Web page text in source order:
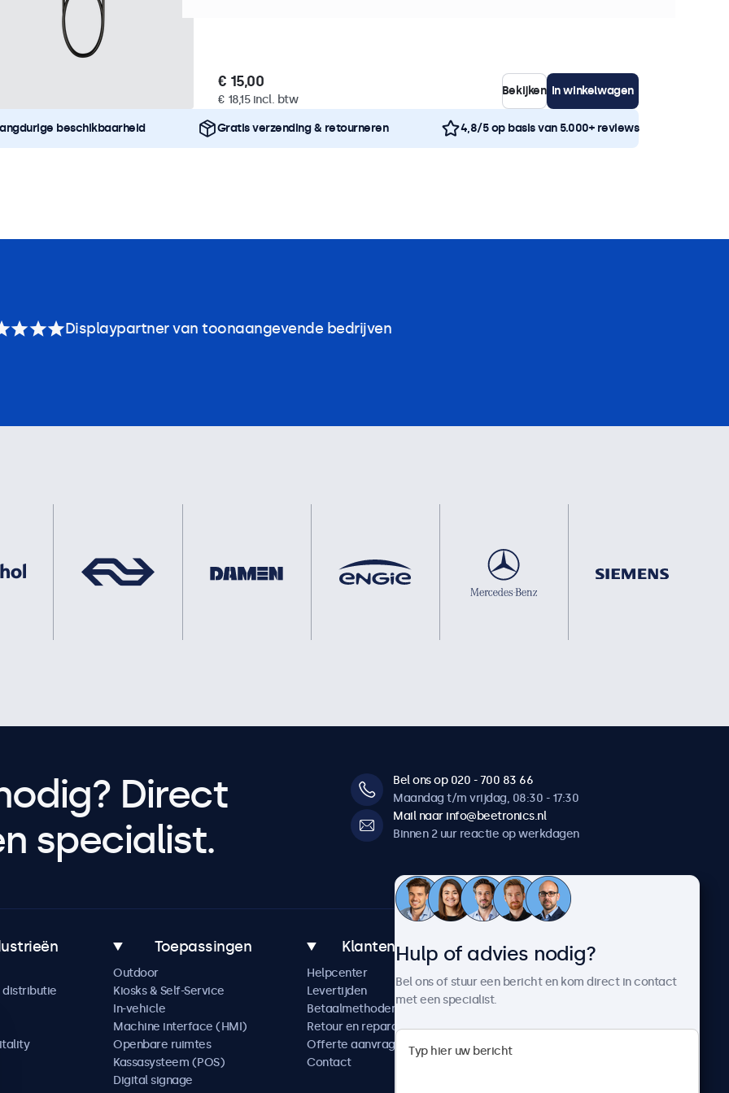
€ 15,00
€ 18,15 incl. btw
Bekijken In winkelwagen
beschikbaarheid Gratis verzending & retourneren 4,8/5 op basis van 5.000+ reviews
Displaypartner van toonaangevende bedrijven
Direct
specialist.
Bel ons op 020 - 700 83 66
Maandag t/m vrijdag, 08:30 - 17:30
Mail naar info@beetronics.nl
Binnen 2 uur reactie op werkdagen
distributie
Toepassingen
Outdoor
Kiosks & Self-Service
In-vehicle
Machine interface (HMI)
Openbare ruimtes
Kassasysteem (POS)
Digital signage
Klantenservice
Helpcenter
Levertijden
Betaalmethoden
Retour en reparatie
Offerte aanvragen
Contact
Over Beetronics
Werken bij Beetronics
Algemene voorwaarden
Hulp of advies nodig?
Bel ons of stuur een bericht en kom direct in contact
met een specialist.